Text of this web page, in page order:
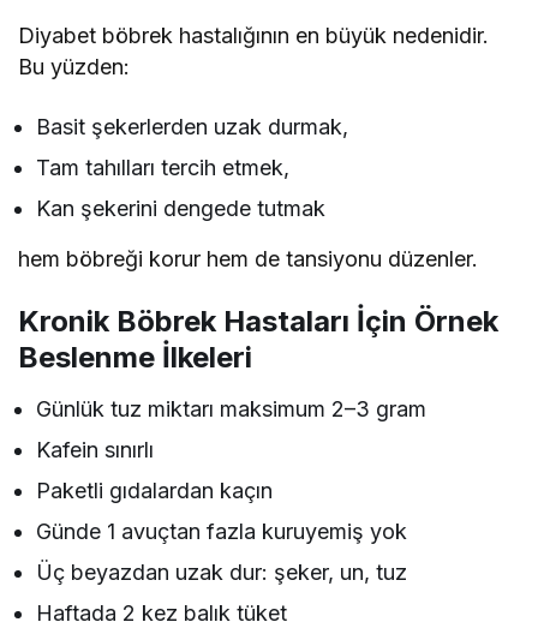
Diyabet böbrek hastalığının en büyük nedenidir.
Bu yüzden:
Basit şekerlerden uzak durmak,
Tam tahılları tercih etmek,
Kan şekerini dengede tutmak
hem böbreği korur hem de tansiyonu düzenler.
Kronik Böbrek Hastaları İçin Örnek
Beslenme İlkeleri
Günlük tuz miktarı maksimum 2–3 gram
Kafein sınırlı
Paketli gıdalardan kaçın
Günde 1 avuçtan fazla kuruyemiş yok
Üç beyazdan uzak dur: şeker, un, tuz
Haftada 2 kez balık tüket